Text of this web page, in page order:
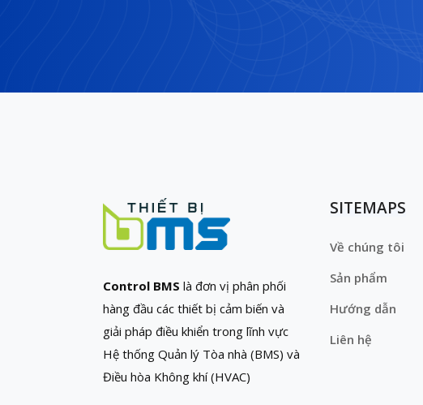
Control BMS là đơn vị phân phối
hàng đầu các thiết bị cảm biến và
giải pháp điều khiển trong lĩnh vực
Hệ thống Quản lý Tòa nhà (BMS) và
Điều hòa Không khí (HVAC)
SITEMAPS
Về chúng tôi
Sản phẩm
Hướng dẫn
Liên hệ